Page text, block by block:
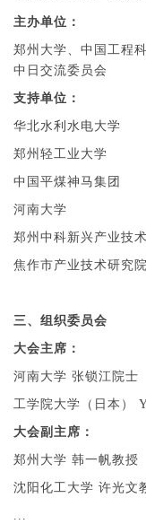
主办单位：
郑州大学、中国工程
中日交流委员会
支持单位：
华北水利水电大学
郑州轻工业大学
中国平煤神马集团
河南大学
郑州中科新兴产业技
焦作市产业技术研究院
三、组织委员会
大会主席：
河南大学 张锁江院士
工学院大学（日本）
大会副主席：
郑州大学 韩一帆教授
沈阳化工大学 许光文
...